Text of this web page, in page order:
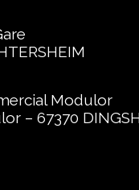
Modulor
– 67370